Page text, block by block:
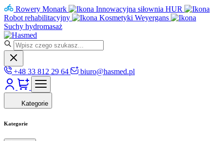
Rowery Monark
Innowacyjna siłownia HUR
Robot rehabilitacyjny
Kosmetyki Weyergans
Suchy hydromasaż
+48 33 812 29 64 biuro@hasmed.pl
Kategorie
Kategorie